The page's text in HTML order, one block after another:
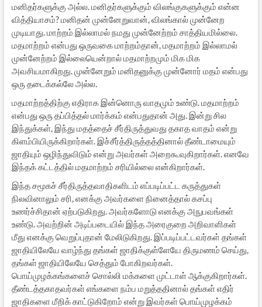
மனிதர்களுக்கு அல்ல. மனிதர்களுக்கும் விலங்குகளுக்கும் என்ன
வித்தியாசம்? மனிதன் முன்னேறுவான், விலங்கால் முன்னேற
முடியாது. மாற்றம் இல்லாமல் நமது முன்னேற்றம் சாத்தியமில்லை.
மதமாற்றம் என்பது ஒருவகை மாற்றம்தான், மதமாற்றம் இல்லாமல்
முன்னேற்றம் இல்லையென்றால் மதமாற்றமும் மிக மிக
அவசியமாகிறது. முன்னேறும் மனிதனுக்கு முன்னோர் மதம் என்பது
ஒரு தடைக்கல்லே அல்ல.
மதமாற்றத்திற்கு எதிராக இன்னொரு வாதமும் உண்டு. மதமாற்றம்
என்பது ஒரு தப்பித்தல் மார்க்கம் என்பதுதான் அது. இன்று சில
இந்துக்கள், இந்து மதத்தைச் சீர்திருத்துவது தகாத வாதம் என்று
கிளம்பியிருக்கிறார்கள். இச்சீர்த்திருத்தத்தினால் தீண்டாமையும்
ஜாதியும் ஒழிந்துவிடும் என்று அவர்கள் அறைகூவுகிறார்கள். எனவே
இந்தக் கட்டத்தில் மதமாற்றம் சரியில்லை என்கிறார்கள்.
இந்த சமூகச் சீர்திருத்தவாதிகளிடம் எப்படிப்பட்ட கருத்துகள்
நிலவினாலும் சரி, எனக்கு அவர்களை நினைத்தால் கசப்பு
உணர்ச்சிதான் ஏற்படுகிறது. அவர்களோடு எனக்கு அநுபவங்கள்
உண்டு. அவற்றின் அடிப்படையில் இந்த அரைகுறை அறிவாளிகள்
மீது எனக்கு வெறுப்புதான் மேலிடுகிறது. இப்படிப்பட்டவர்கள் தங்கள்
ஜாதியிலேயே வாழ்ந்து தங்கள் ஜாதிக்குள்ளேயே திருமணம் செய்து,
தங்கள் ஜாதியிலேயே செத்தும் போகிறவர்கள்.
பொய்முழக்கங்களைச் சொல்லி மக்களை முட்டாள் ஆக்குகிறார்கள்.
தீண்டத்தகாதவர்கள் எங்களை நம்ப மறுத்ததினால் தங்கள் எதிர்
ஜாதிகளை மீறிக் காட்டுகிறோம் என்று இவர்கள் பொய்முழக்கம்